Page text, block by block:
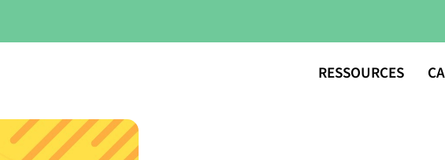
RESSOURCES